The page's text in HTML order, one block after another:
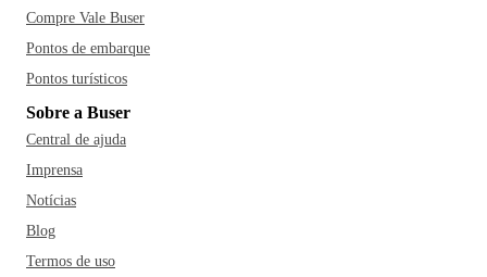
Compre Vale Buser
Pontos de embarque
Pontos turísticos
Sobre a Buser
Central de ajuda
Imprensa
Notícias
Blog
Termos de uso